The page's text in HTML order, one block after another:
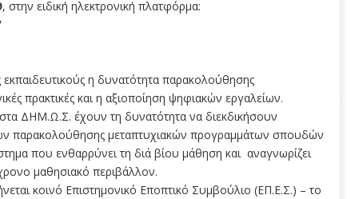
, στην ειδική ηλεκτρονική πλατφόρμα:
η δυνατότητα παρακολούθησης
πρακτικές και η αξιοποίηση ψηφιακών εργαλείων.
ΔΗΜ.Ω.Σ. έχουν τη δυνατότητα να διεκδικήσουν
παρακολούθησης μεταπτυχιακών προγραμμάτων σπουδών
που ενθαρρύνει τη διά βίου μάθηση και αναγνωρίζει
μαθησιακό περιβάλλον.
κοινό Επιστημονικό Εποπτικό Συμβούλιο (ΕΠ.Ε.Σ.) – το